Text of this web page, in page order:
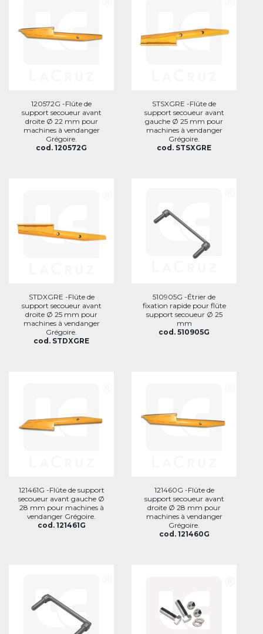
120572G -Flûte de
support secoueur avant
droite Ø 22 mm pour
machines à vendanger
Grégoire.
cod. 120572G
STSXGRE -Flûte de
support secoueur avant
gauche Ø 25 mm pour
machines à vendanger
Grégoire.
cod. STSXGRE
STDXGRE -Flûte de
support secoueur avant
droite Ø 25 mm pour
machines à vendanger
Grégoire.
cod. STDXGRE
510905G -Étrier de
fixation rapide pour flûte
support secoueur Ø 25
mm
cod. 510905G
121461G -Flûte de support
secoueur avant gauche Ø
28 mm pour machines à
vendanger Grégoire.
cod. 121461G
121460G -Flûte de
support secoueur avant
droite Ø 28 mm pour
machines à vendanger
Grégoire.
cod. 121460G